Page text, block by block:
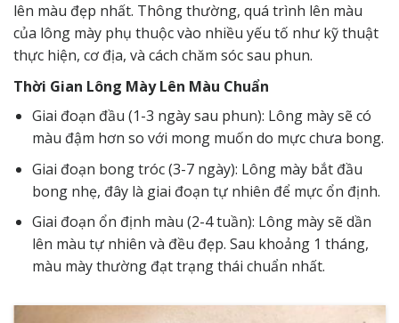
lên màu đẹp nhất. Thông thường, quá trình lên màu
của lông mày phụ thuộc vào nhiều yếu tố như kỹ thuật
thực hiện, cơ địa, và cách chăm sóc sau phun.
Thời Gian Lông Mày Lên Màu Chuẩn
Giai đoạn đầu (1-3 ngày sau phun): Lông mày sẽ có
màu đậm hơn so với mong muốn do mực chưa bong.
Giai đoạn bong tróc (3-7 ngày): Lông mày bắt đầu
bong nhẹ, đây là giai đoạn tự nhiên để mực ổn định.
Giai đoạn ổn định màu (2-4 tuần): Lông mày sẽ dần
lên màu tự nhiên và đều đẹp. Sau khoảng 1 tháng,
màu mày thường đạt trạng thái chuẩn nhất.